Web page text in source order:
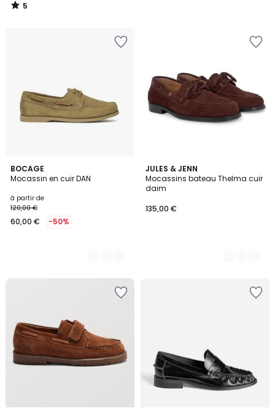
5
/
BOCAGE
Mocassin en cuir DAN
à partir de
120,00 €
60,00 € -50%
3
Couleurs
JULES & JENN
Mocassins bateau Thelma cuir
daim
135,00 €
2
Couleurs